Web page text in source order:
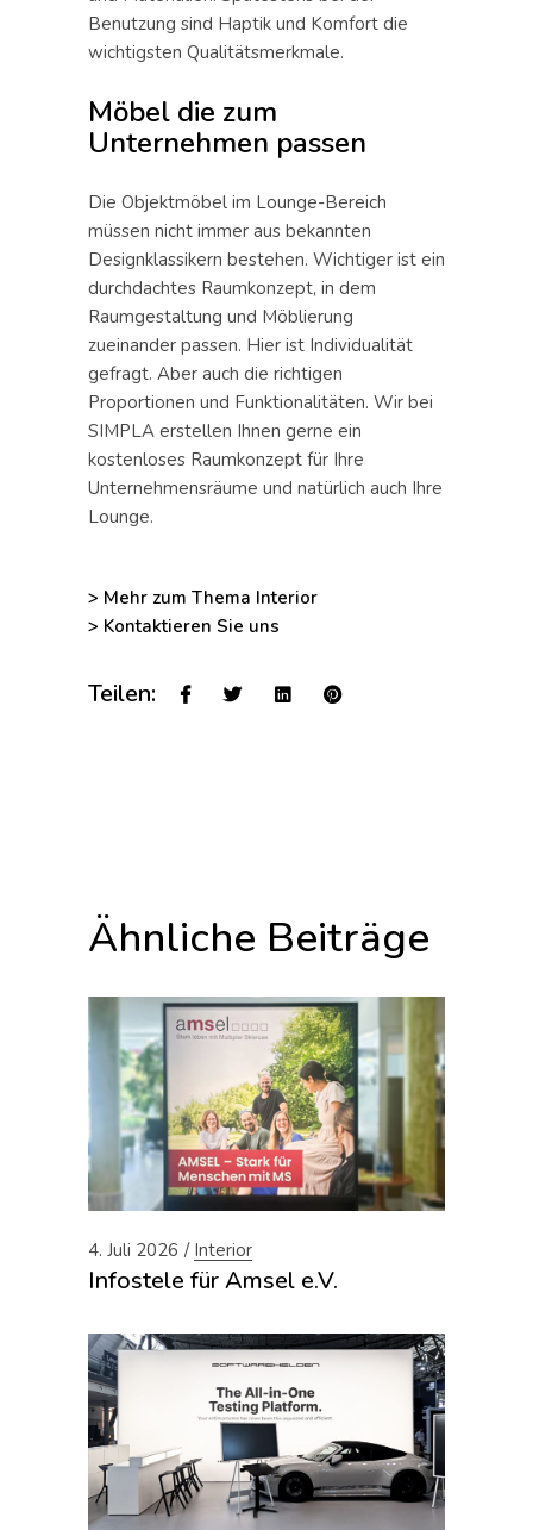
Benutzung sind Haptik und Komfort die
wichtigsten Qualitätsmerkmale.
Möbel die zum
Unternehmen passen
Die Objektmöbel im Lounge-Bereich
müssen nicht immer aus bekannten
Designklassikern bestehen. Wichtiger ist ein
durchdachtes Raumkonzept, in dem
Raumgestaltung und Möblierung
zueinander passen. Hier ist Individualität
gefragt. Aber auch die richtigen
Proportionen und Funktionalitäten. Wir bei
SIMPLA erstellen Ihnen gerne ein
kostenloses Raumkonzept für Ihre
Unternehmensräume und natürlich auch Ihre
Lounge.
> Mehr zum Thema Interior
> Kontaktieren Sie uns
Teilen:
Ähnliche Beiträge
4. Juli 2026 Interior
Infostele für Amsel e.V.